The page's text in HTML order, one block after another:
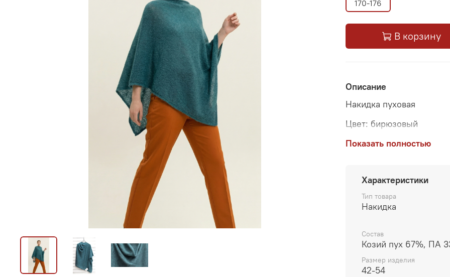
170-176
В корзину
Описание
Накидка пуховая
Цвет: бирюзовый
Состав: пух - 67%, ПА -
Показать полностью
Характеристики
Тип товара
Накидка
Состав
Козий пух 67%, ПА
Размер изделия
42-54